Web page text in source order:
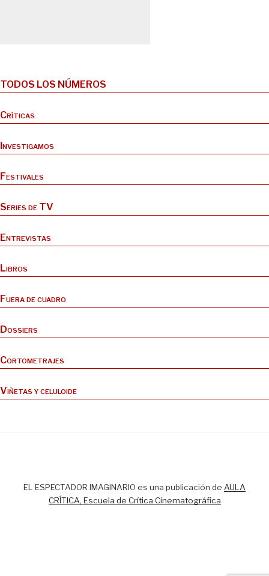
TODOS LOS NÚMEROS
Críticas
Investigamos
Festivales
Series de TV
Entrevistas
Libros
Fuera de cuadro
Dossiers
Cortometrajes
Viñetas y celuloide
EL ESPECTADOR IMAGINARIO es una publicación de AULA
CRÍTICA, Escuela de Crítica Cinematográfica